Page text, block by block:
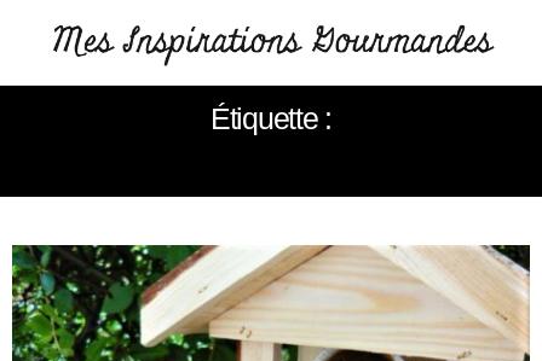
Étiquette :